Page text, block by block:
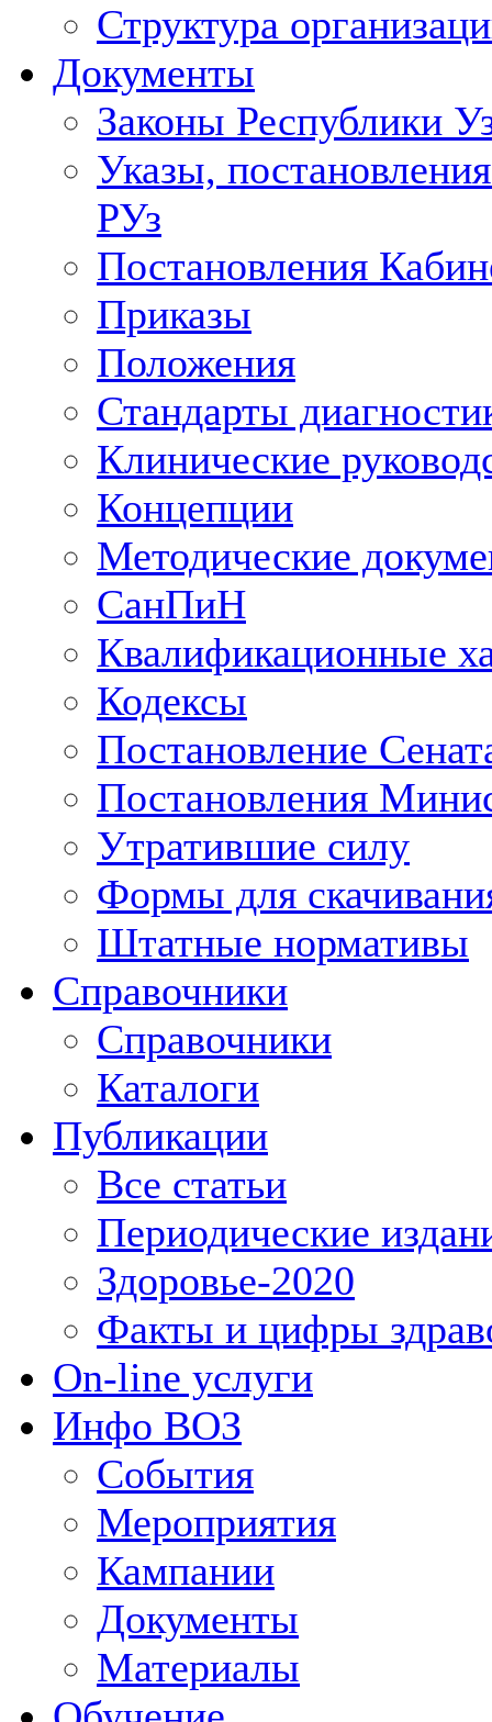
Структура
Документы
Законы Республики
Указы,
РУз
Постановления
Приказы
Положения
Стандарты
Клинические
Концепции
Методические
СанПиН
Квалификационные
Кодексы
Постановление
Постановления
Утратившие силу
Формы для
Штатные нормативы
Справочники
Справочники
Каталоги
Публикации
Все статьи
Периодические
Здоровье-2020
Факты и цифры
On-line услуги
Инфо ВОЗ
События
Мероприятия
Кампании
Документы
Материалы